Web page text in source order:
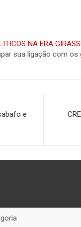
NA ERA
sua ligação com os
e